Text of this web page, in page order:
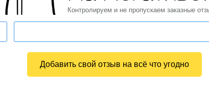
Контролируем и не пропускаем заказные
Добавить свой отзыв на всё что угодно